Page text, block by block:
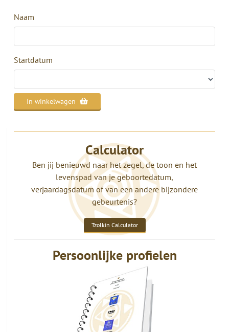
Naam
Startdatum
In winkelwagen
Calculator
Ben jij benieuwd naar het zegel, de toon en het
levenspad van je geboortedatum,
verjaardagsdatum of van een andere bijzondere
gebeurtenis?
Tzolkin Calculator
Persoonlijke profielen